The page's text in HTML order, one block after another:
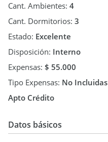
Cant. Ambientes: 4
Cant. Dormitorios: 3
Estado: Excelente
Disposición: Interno
Expensas: $ 55.000
Tipo Expensas: No Incluidas
Apto Crédito
Datos básicos